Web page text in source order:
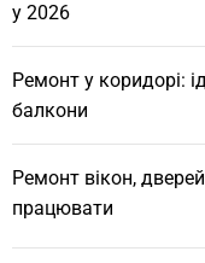
у 2026
Ремонт у коридорі:
балкони
Ремонт вікон,
працювати